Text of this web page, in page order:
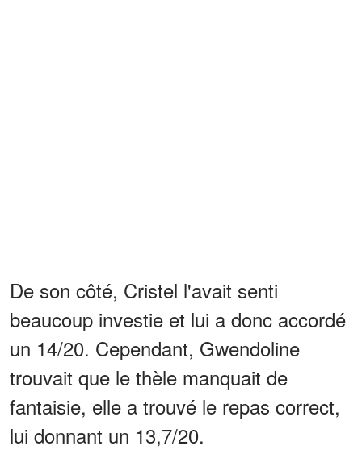
De son côté, Cristel l'avait senti
beaucoup investie et lui a donc accordé
un 14/20. Cependant, Gwendoline
trouvait que le thèle manquait de
fantaisie, elle a trouvé le repas correct,
lui donnant un 13,7/20.